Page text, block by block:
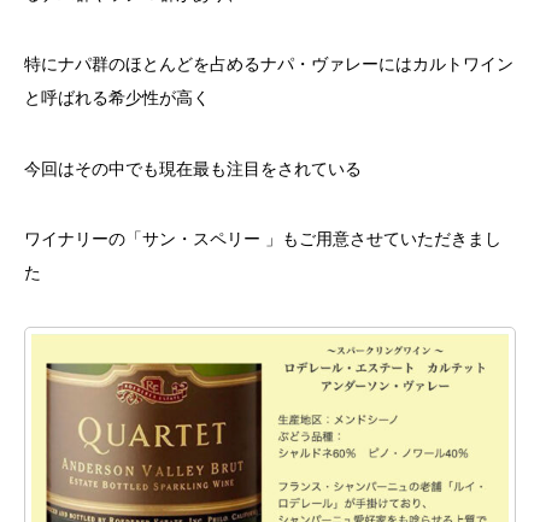
特にナパ群のほとんどを占めるナパ・ヴァレーにはカルトワイン
と呼ばれる希少性が高く
今回はその中でも現在最も注目をされている
ワイナリーの「サン・スペリー 」もご用意させていただきまし
た